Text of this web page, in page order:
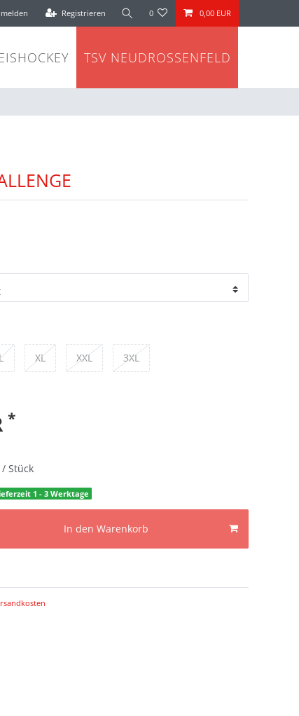
Registrieren 0 0,00 EUR
TSV NEUDROSSENFELD
XL XXL 3XL
*
Stück
1 - 3 Werktage
In den Warenkorb